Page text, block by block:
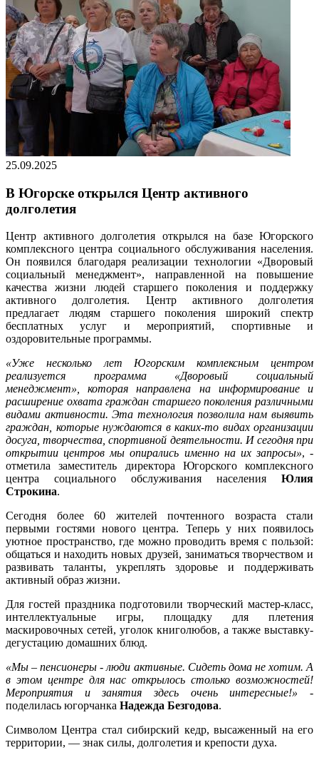
25.09.2025
В Югорске открылся Центр активного
долголетия
Центр активного долголетия открылся на базе Югорского
комплексного центра социального обслуживания населения.
Он появился благодаря реализации технологии «Дворовый
социальный менеджмент», направленной на повышение
качества жизни людей старшего поколения и поддержку
активного долголетия. Центр активного долголетия
предлагает людям старшего поколения широкий спектр
бесплатных услуг и мероприятий, спортивные и
оздоровительные программы.
«Уже несколько лет Югорским комплексным центром
реализуется программа «Дворовый социальный
менеджмент», которая направлена на информирование и
расширение охвата граждан старшего поколения различными
видами активности. Эта технология позволила нам выявить
граждан, которые нуждаются в каких-то видах организации
досуга, творчества, спортивной деятельности. И сегодня при
открытии центров мы опирались именно на их запросы», -
отметила заместитель директора Югорского комплексного
центра социального обслуживания населения Юлия
Строкина.
Сегодня более 60 жителей почтенного возраста стали
первыми гостями нового центра. Теперь у них появилось
уютное пространство, где можно проводить время с пользой:
общаться и находить новых друзей, заниматься творчеством и
развивать таланты, укреплять здоровье и поддерживать
активный образ жизни.
Для гостей праздника подготовили творческий мастер-класс,
интеллектуальные игры, площадку для плетения
маскировочных сетей, уголок книголюбов, а также выставку-
дегустацию домашних блюд.
«Мы – пенсионеры - люди активные. Сидеть дома не хотим. А
в этом центре для нас открылось столько возможностей!
Мероприятия и занятия здесь очень интересные!» -
поделилась югорчанка Надежда Безгодова.
Символом Центра стал сибирский кедр, высаженный на его
территории, — знак силы, долголетия и крепости духа.